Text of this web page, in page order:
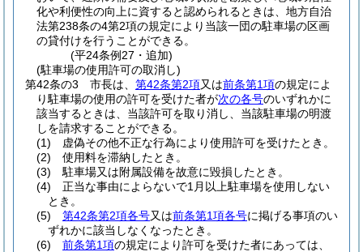
化や利便性の向上に資すると認められるときは、地方自治
法第238条の4第2項の規定により当該一団の駐車場の区画
の貸付けを行うことができる。
(平24条例27・追加)
(駐車場の使用許可の取消し)
第42条の3
市長は、 第42条第2項又は前条第1項の規定によ
り駐車場の使用の許可を受けた者が次の各号のいずれかに
該当するときは、当該許可を取り消し、当該駐車場の明渡
しを請求することができる。
(1)
虚偽その他不正な行為により使用許可を受けたとき。
(2)
使用料を滞納したとき。
(3)
駐車場又は附属設備を故意に毀損したとき。
(4)
正当な事由によらないで1月以上駐車場を使用しない
とき。
(5)
第42条第2項各号又は前条第1項各号に掲げる事項のい
ずれかに該当しなくなったとき。
(6)
前条第1項の規定により許可を受けた者にあっては、